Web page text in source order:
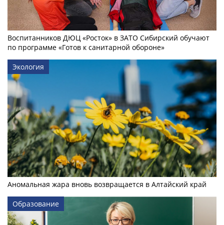
Воспитанников ДЮЦ «Росток» в ЗАТО Сибирский обучают
по программе «Готов к санитарной обороне»
Экология
Аномальная жара вновь возвращается в Алтайский край
Образование